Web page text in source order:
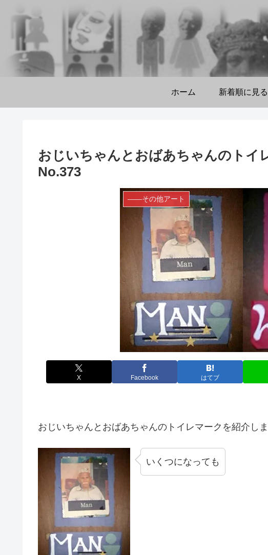
ホーム 新着順に見る
おじいちゃんとおばあちゃんのトイ
No.373
――その他アート
X Facebook はてブ
おじいちゃんとおばあちゃんのトイレマークを紹介しま
いくつになっても